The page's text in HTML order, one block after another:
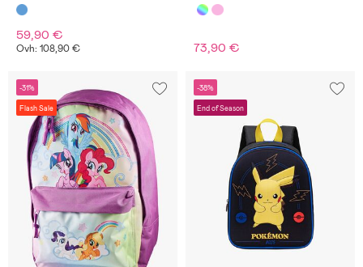
Vaaleanpunainen/vaaleansinine
59,90 €
Ovh: 108,90 € 73,90 €
-31%
Flash Sale
-38%
End of Season